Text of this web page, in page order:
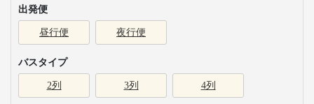
出発便
昼行便 夜行便
バスタイプ
2列 3列 4列